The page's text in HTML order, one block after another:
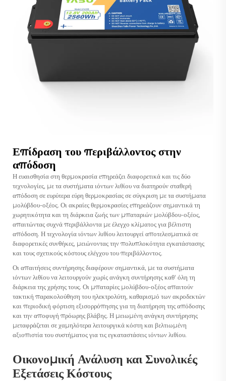
Επίδραση του περιβάλλοντος στην
απόδοση
Η ευαισθησία στη θερμοκρασία επηρεάζει διαφορετικά και τις δύο
τεχνολογίες, με τα συστήματα ιόντων λιθίου να διατηρούν σταθερή
απόδοση σε ευρύτερα εύρη θερμοκρασίας σε σύγκριση με τα συστήματα
μολύβδου-οξέος. Οι ακραίες θερμοκρασίες επηρεάζουν σημαντικά τη
χωρητικότητα και τη διάρκεια ζωής των μπαταριών μολύβδου-οξέος,
απαιτώντας συχνά περιβάλλοντα με έλεγχο κλίματος για βέλτιστη
απόδοση. Η τεχνολογία ιόντων λιθίου λειτουργεί αποτελεσματικά σε
διαφορετικές συνθήκες, μειώνοντας την πολυπλοκότητα εγκατάστασης
και τους σχετικούς κόστους ελέγχου του περιβάλλοντος.
Οι απαιτήσεις συντήρησης διαφέρουν σημαντικά, με τα συστήματα
ιόντων λιθίου να λειτουργούν χωρίς ανάγκη συντήρησης καθ' όλη τη
διάρκεια της χρήσης τους. Οι μπαταρίες μολύβδου-οξέος απαιτούν
τακτική παρακολούθηση του ηλεκτρολύτη, καθαρισμό των ακροδεκτών
και περιοδική φόρτιση εξισορρόπησης για τη διατήρηση της απόδοσης
και την αποφυγή πρόωρης βλάβης. Η μειωμένη ανάγκη συντήρησης
μεταφράζεται σε χαμηλότερα λειτουργικά κόστη και βελτιωμένη
αξιοπιστία του συστήματος για τις εγκαταστάσεις ιόντων λιθίου.
Οικονομική Ανάλυση και Συνολικές
Εξετάσεις Κόστους